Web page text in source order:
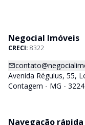
Negocial Imóveis
CRECI: 8322
Avenida Régulus, 55,
Contagem - MG -
Navegação rápida